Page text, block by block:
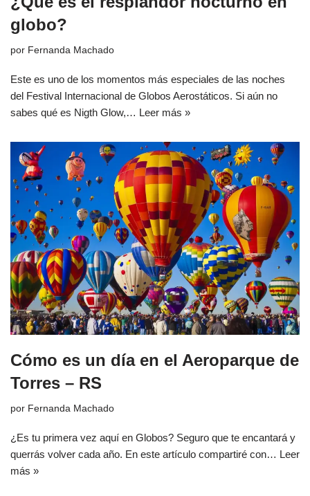
globo?
por Fernanda Machado
Este es uno de los momentos más especiales de las noches
del Festival Internacional de Globos Aerostáticos. Si aún no
sabes qué es Nigth Glow,… Leer más »
Cómo es un día en el Aeroparque de
Torres – RS
por Fernanda Machado
¿Es tu primera vez aquí en Globos? Seguro que te encantará y
querrás volver cada año. En este artículo compartiré con… Leer
más »